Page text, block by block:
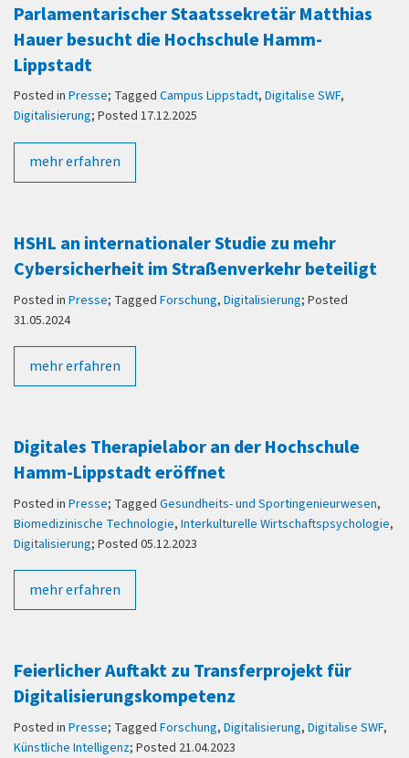
Parlamentarischer Staatssekretär Matthias
Hauer besucht die Hochschule Hamm-
Lippstadt
Posted in Presse; Tagged Campus Lippstadt, Digitalise SWF,
Digitalisierung; Posted 17.12.2025
mehr erfahren
HSHL an internationaler Studie zu mehr
Cybersicherheit im Straßenverkehr beteiligt
Posted in Presse; Tagged Forschung, Digitalisierung; Posted
31.05.2024
mehr erfahren
Digitales Therapielabor an der Hochschule
Hamm-Lippstadt eröffnet
Posted in Presse; Tagged Gesundheits- und Sportingenieurwesen,
Biomedizinische Technologie, Interkulturelle Wirtschaftspsychologie,
Digitalisierung; Posted 05.12.2023
mehr erfahren
Feierlicher Auftakt zu Transferprojekt für
Digitalisierungskompetenz
Posted in Presse; Tagged Forschung, Digitalisierung, Digitalise SWF,
Künstliche Intelligenz; Posted 21.04.2023